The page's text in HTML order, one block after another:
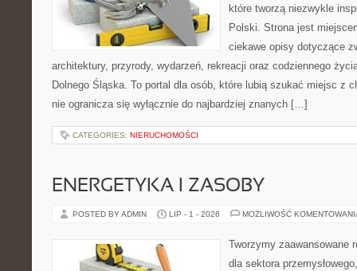
które tworzą niezwykle
Polski. Strona jest
ciekawe opisy dotyczące
architektury, przyrody, wydarzeń, rekreacji oraz codziennego
Dolnego Śląska. To portal dla osób, które lubią szukać miejsc z
nie ogranicza się wyłącznie do najbardziej znanych […]
CATEGORIES: NIERUCHOMOŚCI
ENERGETYKA I ZASOBY
POSTED BY ADMIN LIP - 1 - 2026 MOŻLIWOŚĆ
Tworzymy zaawansowane
dla sektora